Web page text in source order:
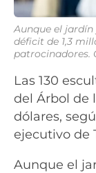
Aunque el
déficit de 1,3
patrocinadores.
Las 130
del Árbol de
dólares,
ejecutivo de
Aunque el